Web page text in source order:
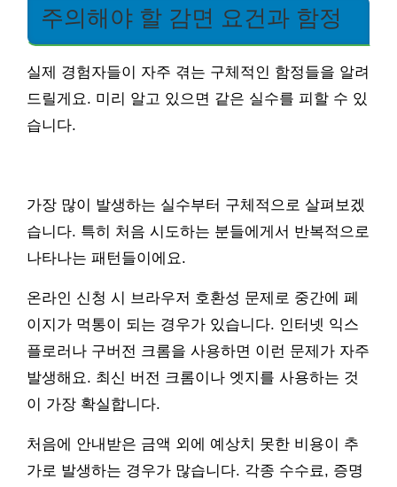
주의해야 할 감면 요건과 함정
실제 경험자들이 자주 겪는 구체적인 함정들을 알려
드릴게요. 미리 알고 있으면 같은 실수를 피할 수 있
습니다.
가장 많이 발생하는 실수부터 구체적으로 살펴보겠
습니다. 특히 처음 시도하는 분들에게서 반복적으로
나타나는 패턴들이에요.
온라인 신청 시 브라우저 호환성 문제로 중간에 페
이지가 먹통이 되는 경우가 있습니다. 인터넷 익스
플로러나 구버전 크롬을 사용하면 이런 문제가 자주
발생해요. 최신 버전 크롬이나 엣지를 사용하는 것
이 가장 확실합니다.
처음에 안내받은 금액 외에 예상치 못한 비용이 추
가로 발생하는 경우가 많습니다. 각종 수수료, 증명